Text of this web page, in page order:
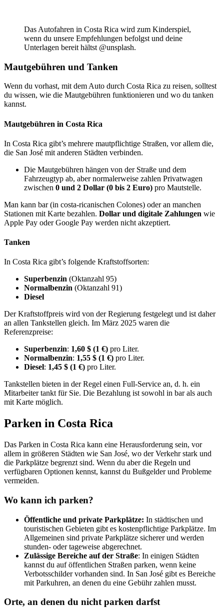
Das Autofahren in Costa Rica wird zum Kinderspiel,
wenn du unsere Empfehlungen befolgst und deine
Unterlagen bereit hältst @unsplash.
Mautgebühren und Tanken
Wenn du vorhast, mit dem Auto durch Costa Rica zu reisen, solltest
du wissen, wie die Mautgebühren funktionieren und wo du tanken
kannst.
Mautgebühren in Costa Rica
In Costa Rica gibt’s mehrere mautpflichtige Straßen, vor allem die,
die San José mit anderen Städten verbinden.
Die Mautgebühren hängen von der Straße und dem
Fahrzeugtyp ab, aber normalerweise zahlen Privatwagen
zwischen 0 und 2 Dollar (0 bis 2 Euro) pro Mautstelle.
Man kann bar (in costa-ricanischen Colones) oder an manchen
Stationen mit Karte bezahlen. Dollar und digitale Zahlungen wie
Apple Pay oder Google Pay werden nicht akzeptiert.
Tanken
In Costa Rica gibt’s folgende Kraftstoffsorten:
Superbenzin (Oktanzahl 95)
Normalbenzin (Oktanzahl 91)
Diesel
Der Kraftstoffpreis wird von der Regierung festgelegt und ist daher
an allen Tankstellen gleich. Im März 2025 waren die
Referenzpreise:
Superbenzin: 1,60 $ (1 €) pro Liter.
Normalbenzin: 1,55 $ (1 €) pro Liter.
Diesel: 1,45 $ (1 €) pro Liter.
Tankstellen bieten in der Regel einen Full-Service an, d. h. ein
Mitarbeiter tankt für Sie. Die Bezahlung ist sowohl in bar als auch
mit Karte möglich.
Parken in Costa Rica
Das Parken in Costa Rica kann eine Herausforderung sein, vor
allem in größeren Städten wie San José, wo der Verkehr stark und
die Parkplätze begrenzt sind. Wenn du aber die Regeln und
verfügbaren Optionen kennst, kannst du Bußgelder und Probleme
vermeiden.
Wo kann ich parken?
Öffentliche und private Parkplätze: In städtischen und
touristischen Gebieten gibt es kostenpflichtige Parkplätze. Im
Allgemeinen sind private Parkplätze sicherer und werden
stunden- oder tageweise abgerechnet.
Zulässige Bereiche auf der Straße: In einigen Städten
kannst du auf öffentlichen Straßen parken, wenn keine
Verbotsschilder vorhanden sind. In San José gibt es Bereiche
mit Parkuhren, an denen du eine Gebühr zahlen musst.
Orte, an denen du nicht parken darfst